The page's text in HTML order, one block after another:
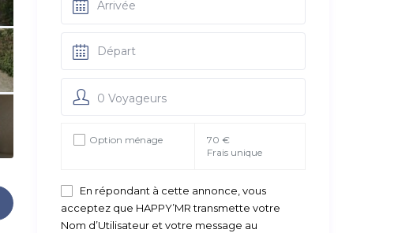
0 Voyageurs
Option ménage
70 €
Frais unique
En répondant à cette annonce, vous
acceptez que HAPPY’MR transmette votre
Nom d’Utilisateur et votre message au